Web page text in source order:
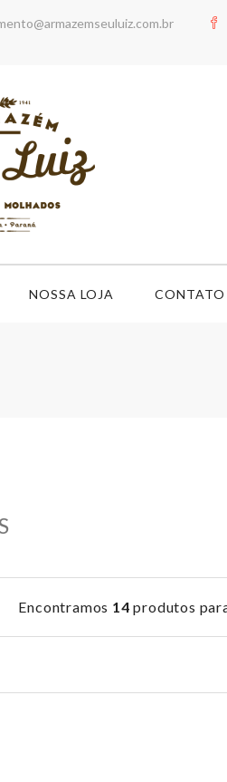
NOSSA LOJA CONTATO
Encontramos 14 produtos